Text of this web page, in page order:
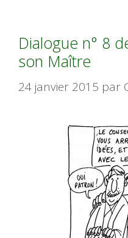
Dialogue n° 8
son Maître
24 janvier 2015 par